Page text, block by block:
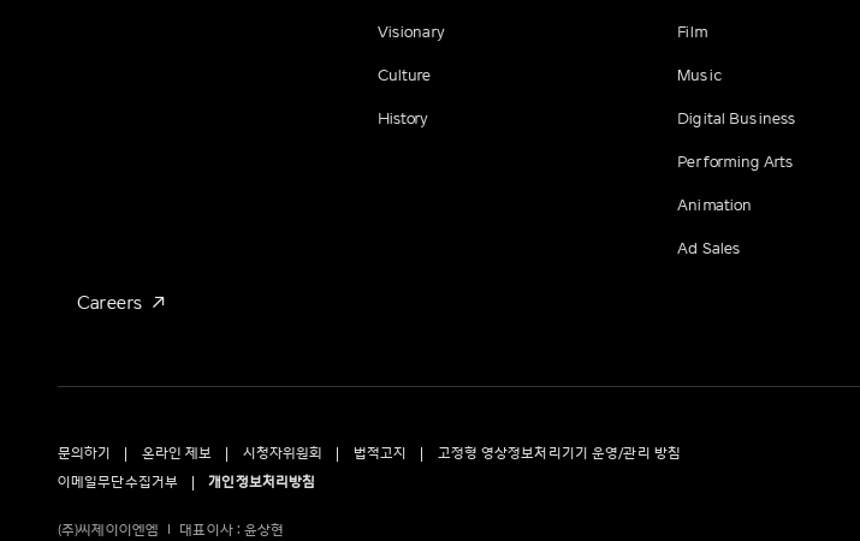
Visionary
Culture
History
Film
Music
Digital Business
Performing Arts
Animation
Ad Sales
Careers
문의하기 온라인 제보 시청자위원회 법적고지
고정형 영상정보처리기기 운영/관리 방침
이메일무단수집거부
개인정보처리방침
(주)씨제이이엔엠 대표이사 : 윤상현